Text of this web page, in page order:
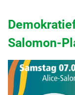
Salomon-